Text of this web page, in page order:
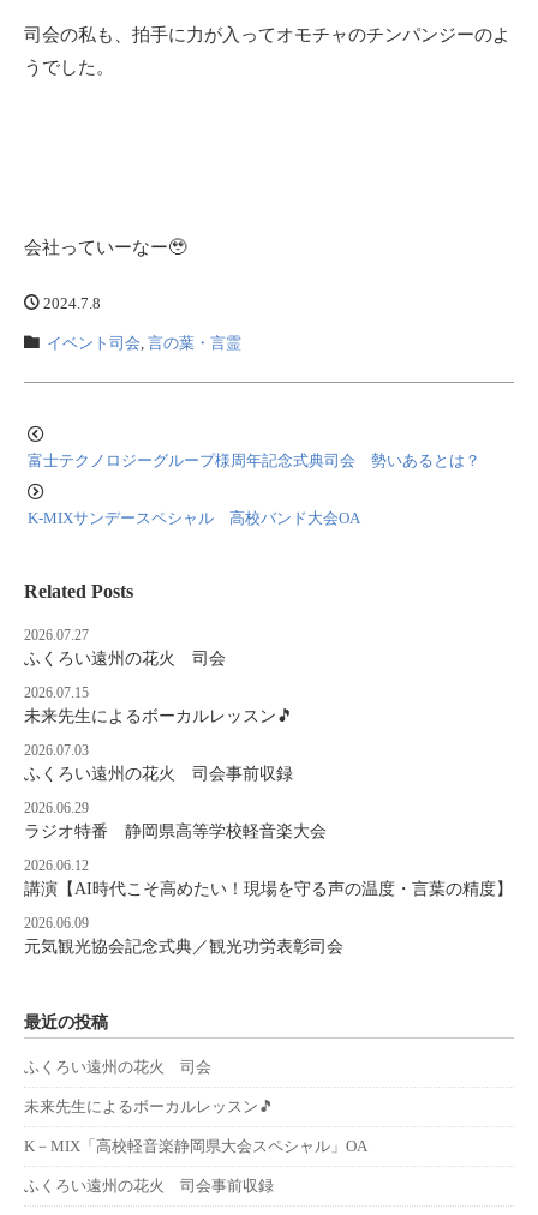
司会の私も、拍手に力が入ってオモチャのチンパンジーのよ
うでした。
会社っていーなー🥹
2024.7.8
イベント司会, 言の葉・言霊
富士テクノロジーグループ様周年記念式典司会 勢いあるとは？
K-MIXサンデースペシャル 高校バンド大会OA
Related Posts
2026.07.27
ふくろい遠州の花火 司会
2026.07.15
未来先生によるボーカルレッスン🎵
2026.07.03
ふくろい遠州の花火 司会事前収録
2026.06.29
ラジオ特番 静岡県高等学校軽音楽大会
2026.06.12
講演【AI時代こそ高めたい！現場を守る声の温度・言葉の精度】
2026.06.09
元気観光協会記念式典／観光功労表彰司会
最近の投稿
ふくろい遠州の花火 司会
未来先生によるボーカルレッスン🎵
K－MIX「高校軽音楽静岡県大会スペシャル」OA
ふくろい遠州の花火 司会事前収録